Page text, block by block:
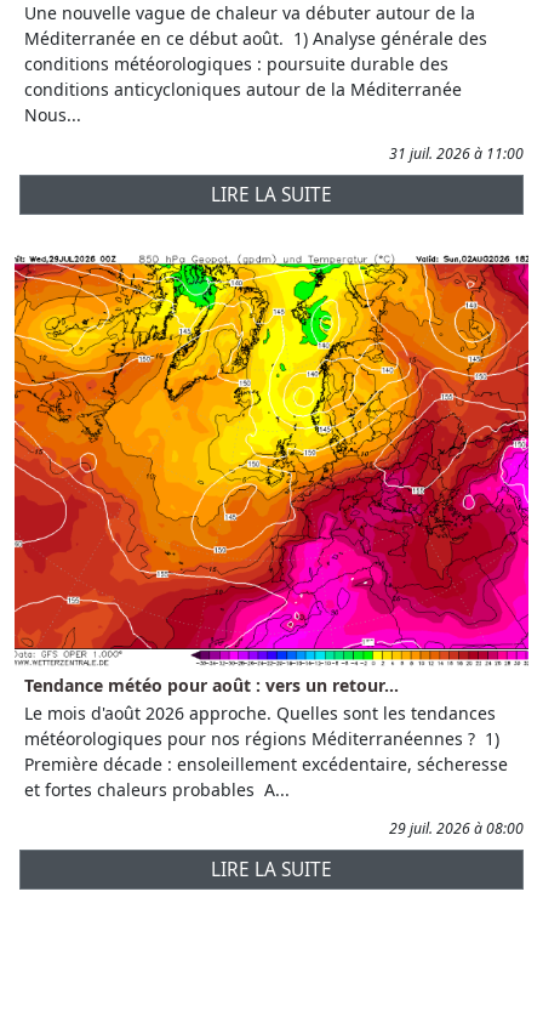
Une nouvelle vague de chaleur va débuter autour de la
Méditerranée en ce début août. 1) Analyse générale des
conditions météorologiques : poursuite durable des
conditions anticycloniques autour de la Méditerranée
Nous...
31 juil. 2026 à 11:00
LIRE LA SUITE
Tendance météo pour août : vers un retour...
Le mois d'août 2026 approche. Quelles sont les tendances
météorologiques pour nos régions Méditerranéennes ? 1)
Première décade : ensoleillement excédentaire, sécheresse
et fortes chaleurs probables A...
29 juil. 2026 à 08:00
LIRE LA SUITE